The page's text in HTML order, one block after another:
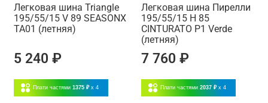
Легковая шина Triangle
195/55/15 V 89 SEASONX
TA01 (летняя)
5 240 ₽
Плати частями 1375 ₽ x 4
Легковая шина Пирелли
195/55/15 H 85
CINTURATO P1 Verde
(летняя)
7 760 ₽
Плати частями 2037 ₽ x 4